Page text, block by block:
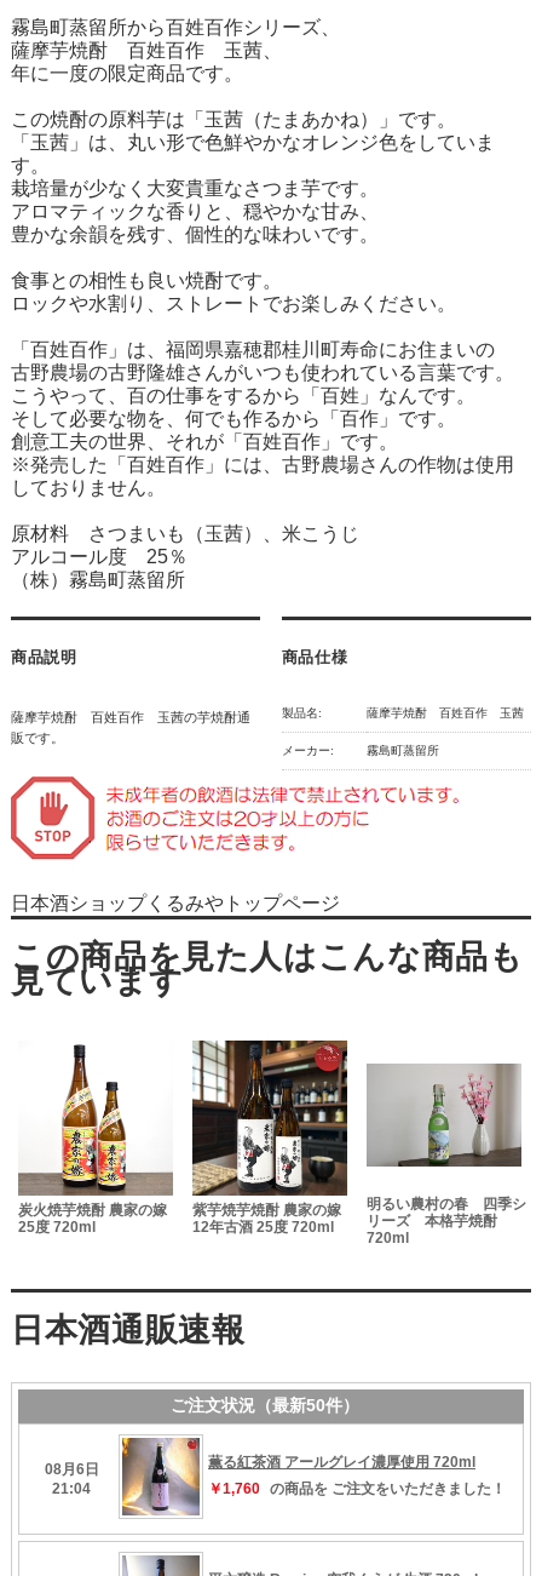
霧島町蒸留所から百姓百作シリーズ、
薩摩芋焼酎 百姓百作 玉茜、
年に一度の限定商品です。
この焼酎の原料芋は「玉茜（たまあかね）」です。
「玉茜」は、丸い形で色鮮やかなオレンジ色をしていま
す。
栽培量が少なく大変貴重なさつま芋です。
アロマティックな香りと、穏やかな甘み、
豊かな余韻を残す、個性的な味わいです。
食事との相性も良い焼酎です。
ロックや水割り、ストレートでお楽しみください。
「百姓百作」は、福岡県嘉穂郡桂川町寿命にお住まいの
古野農場の古野隆雄さんがいつも使われている言葉です。
こうやって、百の仕事をするから「百姓」なんです。
そして必要な物を、何でも作るから「百作」です。
創意工夫の世界、それが「百姓百作」です。
※発売した「百姓百作」には、古野農場さんの作物は使用
しておりません。
原材料 さつまいも（玉茜）、米こうじ
アルコール度 25％
（株）霧島町蒸留所
商品説明
薩摩芋焼酎 百姓百作 玉茜の芋焼酎通
販です。
商品仕様
製品名: 薩摩芋焼酎 百姓百作 玉茜
メーカー: 霧島町蒸留所
日本酒ショップくるみやトップページ
炭火焼芋焼酎 農家の嫁
25度 720ml
紫芋焼芋焼酎 農家の嫁
12年古酒 25度 720ml
明るい農村の春 四季シ
リーズ 本格芋焼酎
720ml